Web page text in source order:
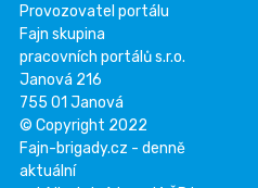
Provozovatel portálu
Fajn skupina
pracovních portálů s.r.o.
Janová 216
755 01 Janová
© Copyright 2022
Fajn-brigady.cz - denně
aktuální